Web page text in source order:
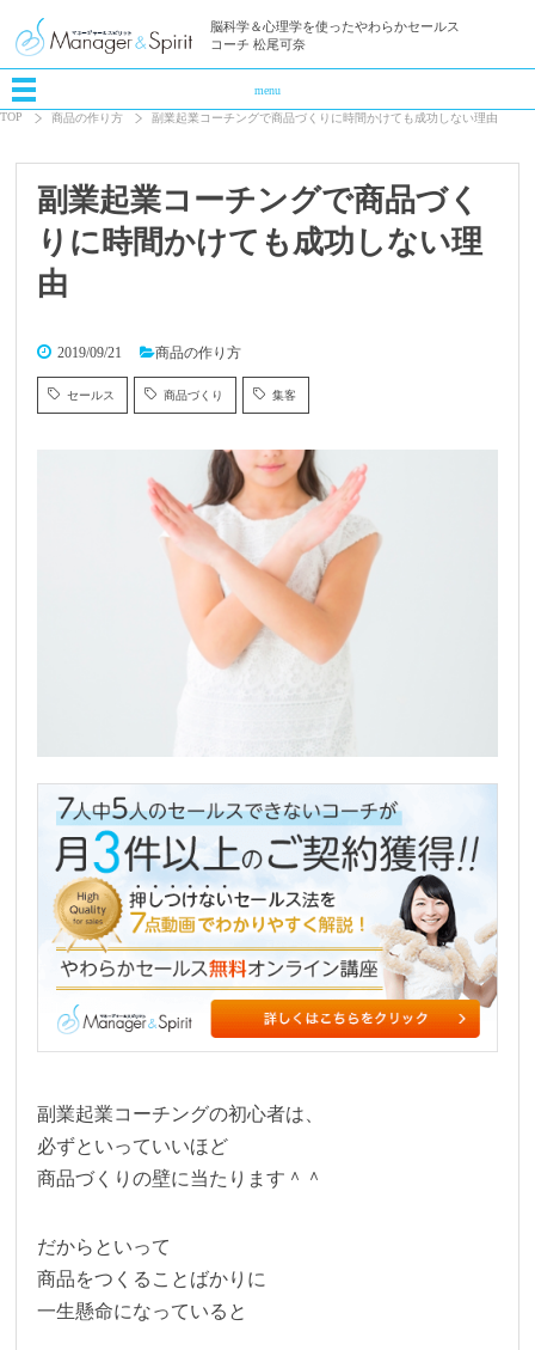
脳科学＆心理学を使ったやわらかセールス
コーチ 松尾可奈
menu
TOP
商品の作り方 副業起業コーチングで商品づくりに時間かけても成功しない理由
副業起業コーチングで商品づく
りに時間かけても成功しない理
由
2019/09/21 商品の作り方
セールス 商品づくり 集客
副業起業コーチングの初心者は、
必ずといっていいほど
商品づくりの壁に当たります＾＾
だからといって
商品をつくることばかりに
一生懸命になっていると